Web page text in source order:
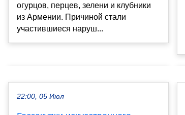
огурцов, перцев, зелени и клубники
из Армении. Причиной стали
участившиеся наруш...
22:00, 05 Июл